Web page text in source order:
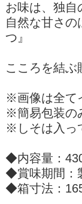
お味は、独自
自然な甘さの
つ』
こころを結ぶ
※画像は全て
※簡易包装の
※しそは入っ
◆内容量：
◆賞味期間：
◆箱寸法：